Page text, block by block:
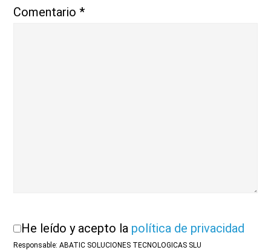
Comentario*
He leído y acepto la política de privacidad
Responsable: ABATIC SOLUCIONES TECNOLOGICAS SLU